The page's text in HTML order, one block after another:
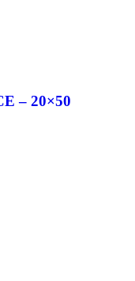
– 20×50